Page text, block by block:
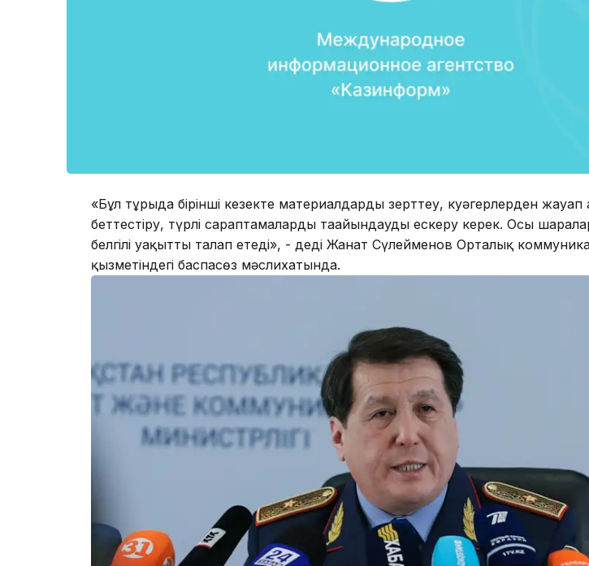
«Бұл тұрғыда бірінші кезекте материалдарды зерттеу, куәгерлерден жауап
беттестіру, түрлі сараптамаларды тағайындауды ескеру керек. Осы
белгілі уақытты талап етеді», - деді Жанат Сүлейменов Орталық
қызметіндегі баспасөз мәслихатында.